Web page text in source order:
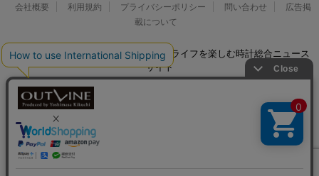
会社概要 利用規約 プライバシーポリシー 問い合わせ
広告掲
載について
© 2026 Watch LIFE NEWS｜ウオッチライフを楽しむ時計総合ニュース
サイト